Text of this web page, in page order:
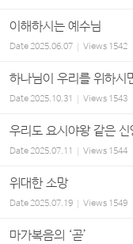
이해하시는 예수님
Date2025.06.07 Views 1542
하나님이 우리를 위하시
Date2025.10.31 Views 1543
우리도 요시야왕 같은
Date2025.07.11 Views 1544
위대한 소망
Date2025.07.19 Views 1549
마가복음의 ‘곧’